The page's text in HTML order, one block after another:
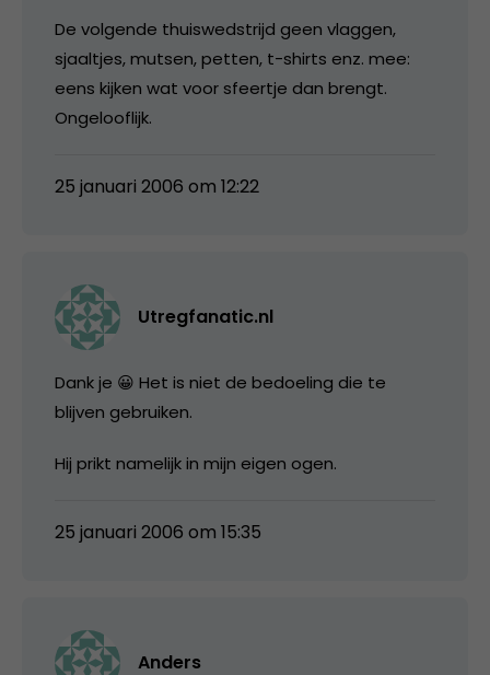
De volgende thuiswedstrijd geen vlaggen,
sjaaltjes, mutsen, petten, t-shirts enz. mee:
eens kijken wat voor sfeertje dan brengt.
Ongelooflijk.
25 januari 2006 om 12:22
Utregfanatic.nl
Dank je 😀 Het is niet de bedoeling die te
blijven gebruiken.
Hij prikt namelijk in mijn eigen ogen.
25 januari 2006 om 15:35
Anders